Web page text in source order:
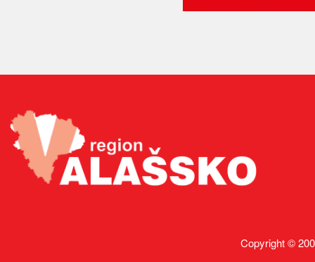
Copyright ©